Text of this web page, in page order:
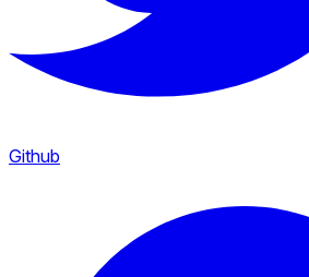
Github